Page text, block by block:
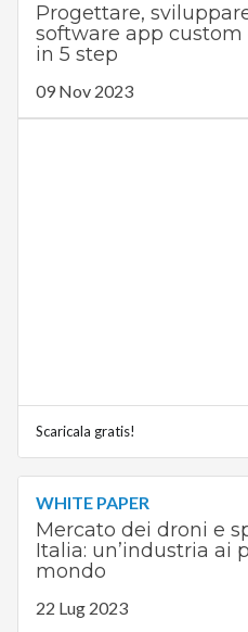
Progettare,
software app
in 5 step
09 Nov 2023
Scaricala gratis!
WHITE PAPER
Mercato dei droni e
Italia: un’industria ai
mondo
22 Lug 2023